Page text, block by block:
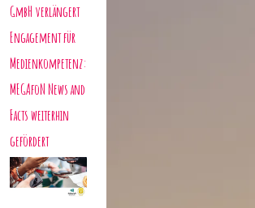
GmbH verlängert
Engagement für
Medienkompetenz:
MEGAfoN News and
Facts weiterhin
gefördert